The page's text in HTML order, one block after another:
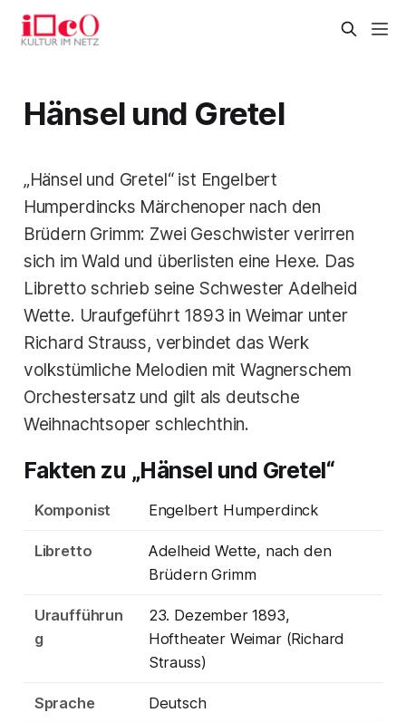
Hänsel und Gretel
„Hänsel und Gretel“ ist Engelbert
Humperdincks Märchenoper nach den
Brüdern Grimm: Zwei Geschwister verirren
sich im Wald und überlisten eine Hexe. Das
Libretto schrieb seine Schwester Adelheid
Wette. Uraufgeführt 1893 in Weimar unter
Richard Strauss, verbindet das Werk
volkstümliche Melodien mit Wagnerschem
Orchestersatz und gilt als deutsche
Weihnachtsoper schlechthin.
Fakten zu „Hänsel und Gretel“
Komponist Engelbert Humperdinck
Libretto
Adelheid Wette, nach den
Brüdern Grimm
Uraufführun
g
23. Dezember 1893,
Hoftheater Weimar (Richard
Strauss)
Sprache Deutsch